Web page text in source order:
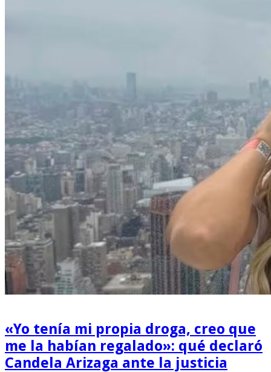
«Yo tenía mi propia droga, creo que
me la habían regalado»: qué declaró
Candela Arizaga ante la justicia